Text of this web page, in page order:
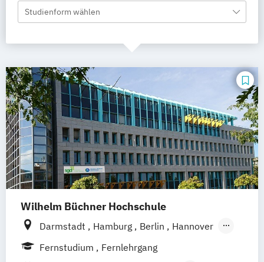
Studienform wählen
Wilhelm Büchner Hochschule
Darmstadt Hamburg Berlin
Hannover
Bonn
Nürnberg München
Fernstudium
Fernlehrgang